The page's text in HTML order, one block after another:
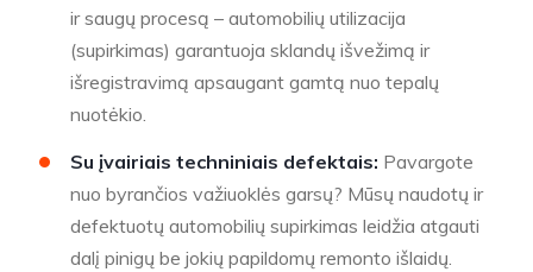
ir saugų procesą – automobilių utilizacija
(supirkimas) garantuoja sklandų išvežimą ir
išregistravimą apsaugant gamtą nuo tepalų
nuotėkio.
Su įvairiais techniniais defektais: Pavargote
nuo byrančios važiuoklės garsų? Mūsų naudotų ir
defektuotų automobilių supirkimas leidžia atgauti
dalį pinigų be jokių papildomų remonto išlaidų.